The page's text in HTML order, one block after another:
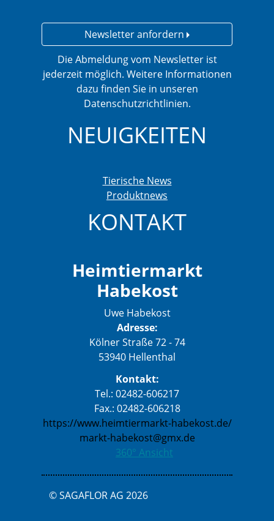
Newsletter anfordern
Die Abmeldung vom Newsletter ist
jederzeit möglich. Weitere Informationen
dazu finden Sie in unseren
Datenschutzrichtlinien.
NEUIGKEITEN
Tierische News
Produktnews
KONTAKT
Heimtiermarkt
Habekost
Uwe Habekost
Adresse:
Kölner Straße 72 - 74
53940 Hellenthal
Kontakt:
Tel.: 02482-606217
Fax.: 02482-606218
https://www.heimtiermarkt-habekost.de/
markt-habekost@gmx.de
360° Ansicht
© SAGAFLOR AG 2026